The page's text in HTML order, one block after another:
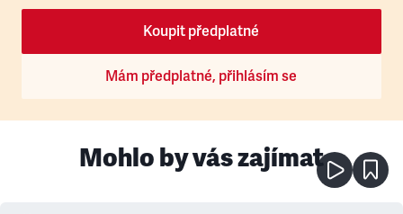
Koupit předplatné
Mám předplatné, přihlásím se
Mohlo by vás zajímat